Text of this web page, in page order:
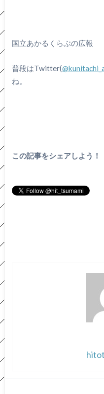
国立あかるくらぶの広報
普段はTwitter(
ね。
この記事をシェアしよう！